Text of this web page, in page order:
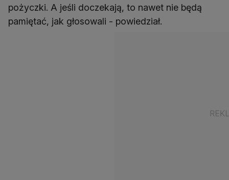
pożyczki. A jeśli doczekają, to nawet nie będą
pamiętać, jak głosowali - powiedział.